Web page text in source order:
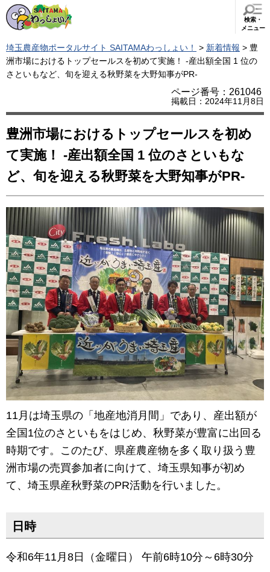
検索・
メニュー
埼玉農産物ポータルサイト SAITAMAわっしょい！ > 新着情報 > 豊
洲市場におけるトップセールスを初めて実施！ -産出額全国 1 位の
さといもなど、旬を迎える秋野菜を大野知事がPR-
ページ番号：261046
掲載日：2024年11月8日
豊洲市場におけるトップセールスを初め
て実施！ -産出額全国 1 位のさといもな
ど、旬を迎える秋野菜を大野知事がPR-
11月は埼玉県の「地産地消月間」であり、産出額が
全国1位のさといもをはじめ、秋野菜が豊富に出回る
時期です。このたび、県産農産物を多く取り扱う豊
洲市場の売買参加者に向けて、埼玉県知事が初め
て、埼玉県産秋野菜のPR活動を行いました。
日時
令和6年11月8日（金曜日） 午前6時10分～6時30分